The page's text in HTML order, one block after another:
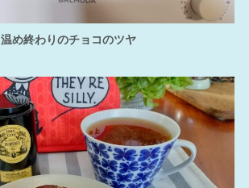
温め終わりのチョコのツヤ